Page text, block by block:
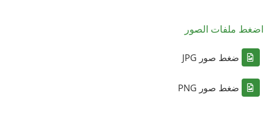
اضغط ملفات الصور
ضغط صور JPG
ضغط صور PNG